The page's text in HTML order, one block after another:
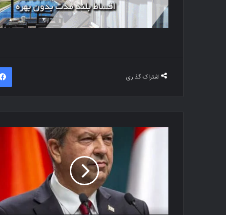
اشتراک گذاری